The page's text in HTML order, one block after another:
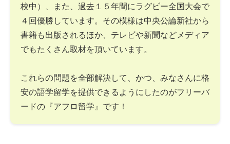
校中）、また、過去１５年間にラグビー全国大会で
４回優勝しています。その模様は中央公論新社から
書籍も出版されるほか、テレビや新聞などメディア
でもたくさん取材を頂いています。
これらの問題を全部解決して、かつ、みなさんに格
安の語学留学を提供できるようにしたのがフリーバ
ードの『アフロ留学』です！